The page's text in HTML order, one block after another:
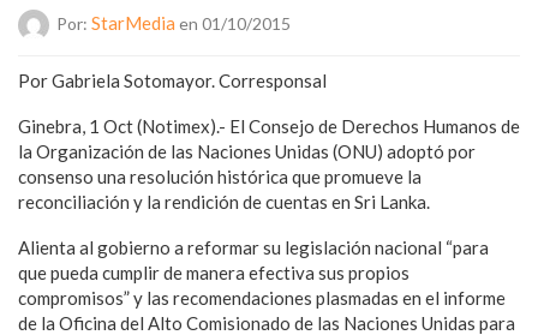
Por: StarMedia en 01/10/2015
Por Gabriela Sotomayor. Corresponsal
Ginebra, 1 Oct (Notimex).- El Consejo de Derechos Humanos de
la Organización de las Naciones Unidas (ONU) adoptó por
consenso una resolución histórica que promueve la
reconciliación y la rendición de cuentas en Sri Lanka.
Alienta al gobierno a reformar su legislación nacional “para
que pueda cumplir de manera efectiva sus propios
compromisos” y las recomendaciones plasmadas en el informe
de la Oficina del Alto Comisionado de las Naciones Unidas para